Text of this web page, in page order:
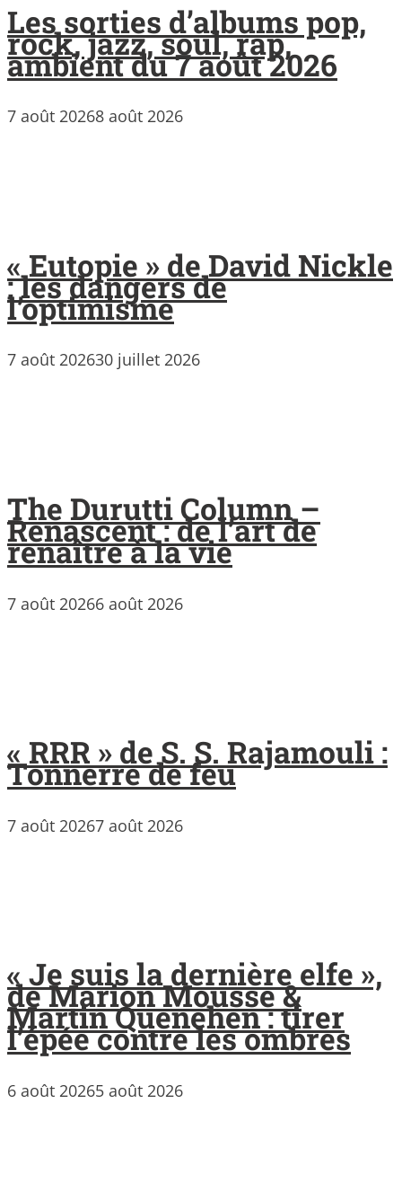
Les sorties d’albums pop,
rock, jazz, soul, rap,
ambient du 7 août 2026
7 août 20268 août 2026
« Eutopie » de David Nickle
: les dangers de
l’optimisme
7 août 202630 juillet 2026
The Durutti Column –
Renascent : de l’art de
renaître à la vie
7 août 20266 août 2026
« RRR » de S. S. Rajamouli :
Tonnerre de feu
7 août 20267 août 2026
« Je suis la dernière elfe »,
de Marion Mousse &
Martin Quenehen : tirer
l’épée contre les ombres
6 août 20265 août 2026